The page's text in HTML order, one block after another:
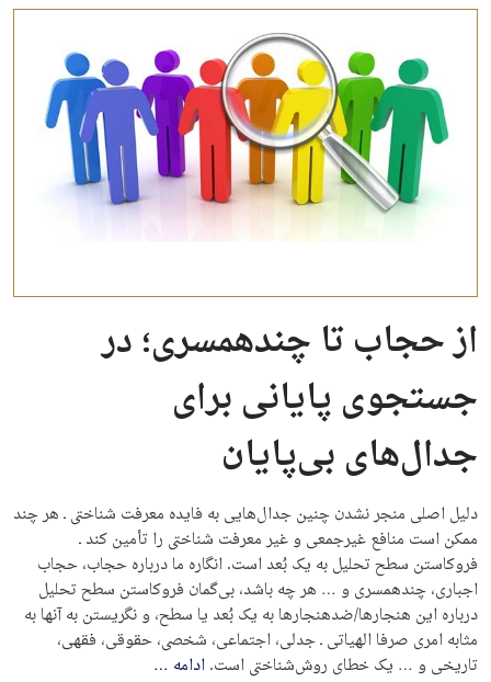
از حجاب تا چندهمسری؛ در
جستجوی پایانی برای
جدال‌های بی‌پایان
دلیل اصلی منجر نشدن چنین جدال‌هایی به فایده معرفت‌ شناختی ـ هر چند
ممکن است منافع غیرجمعی و غیر معرفت‌ شناختی را تأمین کند ـ
فروکاستن سطح تحلیل به یک بُعد است. انگاره ما درباره حجاب، حجاب
اجباری، چندهمسری و … هر چه باشد، بی‌گمان فروکاستن سطح تحلیل
درباره این هنجارها/ضدهنجارها به یک بُعد یا سطح، و نگریستن به آنها به
مثابه امری صرفا الهیاتی ـ جدلی، اجتماعی، شخصی، حقوقی، فقهی،
تاریخی و … یک خطای روش‌شناختی است.ادامه …